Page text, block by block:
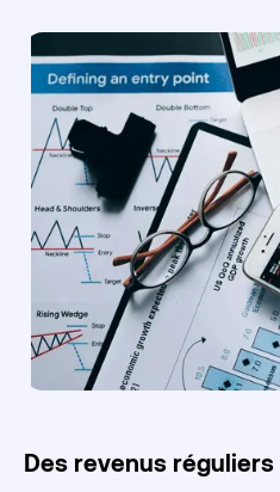
Des revenus